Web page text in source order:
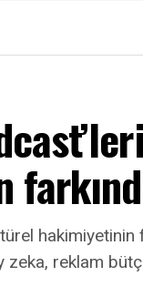
zeka, reklam